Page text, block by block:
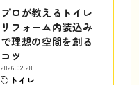
プロが教えるトイレ
リフォーム内装込み
で理想の空間を創る
コツ
2026.02.28
トイレ